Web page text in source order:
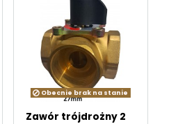
Obecnie brak na stanie
Zawór trójdrożny 2